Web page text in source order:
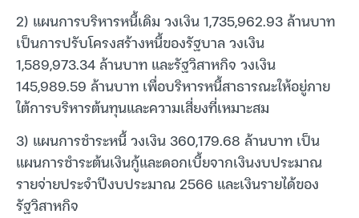
2) แผนการบริหารหนี้เดิม วงเงิน 1,735,962.93 ล้านบาท
เป็นการปรับโครงสร้างหนี้ของรัฐบาล วงเงิน
1,589,973.34 ล้านบาท และรัฐวิสาหกิจ วงเงิน
145,989.59 ล้านบาท เพื่อบริหารหนี้สาธารณะให้อยู่ภาย
ใต้การบริหารต้นทุนและความเสี่ยงที่เหมาะสม
3) แผนการชำระหนี้ วงเงิน 360,179.68 ล้านบาท เป็น
แผนการชำระต้นเงินกู้และดอกเบี้ยจากเงินงบประมาณ
รายจ่ายประจำปีงบประมาณ 2566 และเงินรายได้ของ
รัฐวิสาหกิจ